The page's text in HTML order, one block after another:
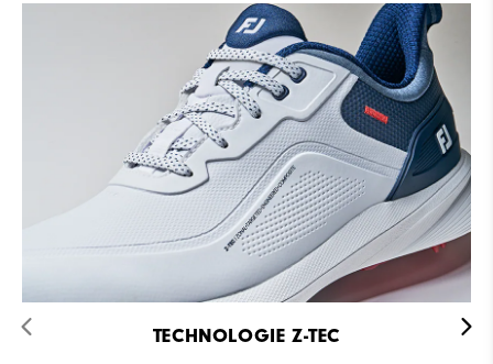
TECHNOLOGIE Z-TEC